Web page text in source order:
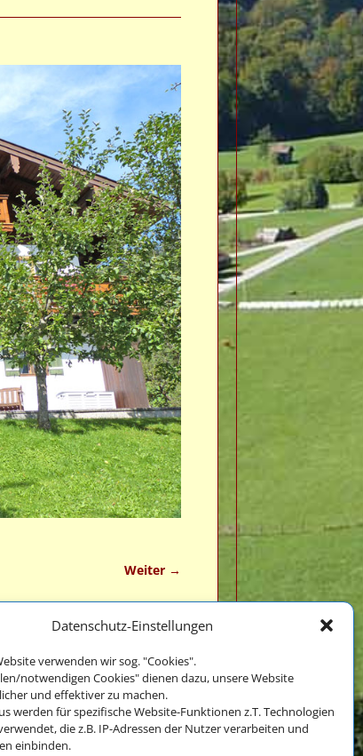
Datenschutz-Einstellungen
verwenden wir sog. "Cookies".
notwendigen Cookies" dienen dazu, unsere Website
und effektiver zu machen.
werden für spezifische Website-Funktionen z.T. Technologien
die z.B. IP-Adressen der Nutzer verarbeiten und
einbinden.
Weiter →
Impressum
und
Datenschutz